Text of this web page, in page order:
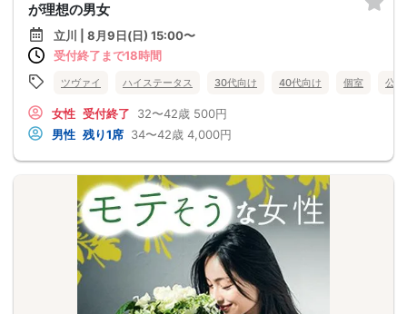
が理想の男女
立川 | 8月9日(日) 15:00〜
受付終了まで18時間
ツヴァイ ハイステータス 30代向け 40代向け 個室 公
女性 受付終了 32〜42歳 500円
男性 残り1席 34〜42歳 4,000円